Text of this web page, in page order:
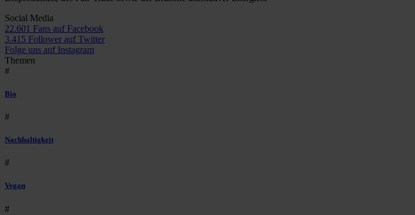
Social Media
22.601 Fans auf Facebook
3.415 Follower auf Twitter
Folge uns auf Instagram
Themen
#
Bio
#
Nachhaltigkeit
#
Vegan
#